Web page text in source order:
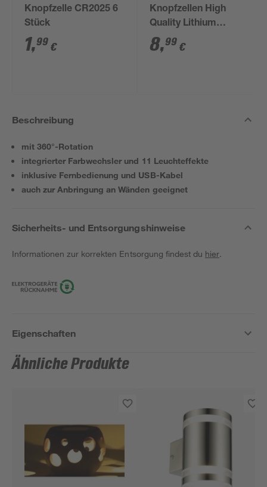
Knopfzelle CR2025 6
Stück
1,99 €
Knopfzellen High
Quality Lithium
CR2025 5 Stück
8,99 €
Beschreibung
mit 360°-Rotation
integrierter Farbwechsler und 11 Leuchteffekte
inklusive Fernbedienung und USB-Kabel
auch zur Anbringung an Wänden geeignet
Sicherheits- und Entsorgungshinweise
Informationen zur korrekten Entsorgung findest du hier.
Eigenschaften
Ähnliche Produkte